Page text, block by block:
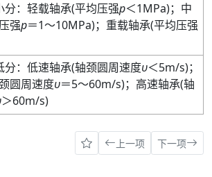
分： 轻载轴承(平均压强p＜1MPa)； 中
强p＝1～10MPa)； 重载轴承(平均压强
分： 低速轴承(轴颈圆周速度υ＜5m/s)；
圆周速度υ＝5～60m/s)； 高速轴承(轴
＞60m/s)
上一项 下一项